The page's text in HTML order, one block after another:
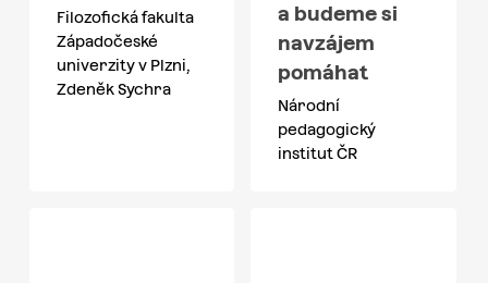
Filozofická fakulta
Západočeské
univerzity v Plzni,
Zdeněk Sychra
a budeme si
navzájem
pomáhat
Národní
pedagogický
institut ČR